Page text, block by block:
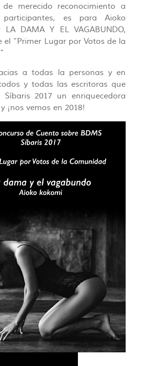
de merecido reconocimiento a
es para Aioko
LA DAMA Y EL VAGABUNDO,
el “Primer Lugar por Votos de la
a todas la personas y en
y todas las escritoras que
Síbaris 2017 un enriquecedora
¡nos vemos en 2018!